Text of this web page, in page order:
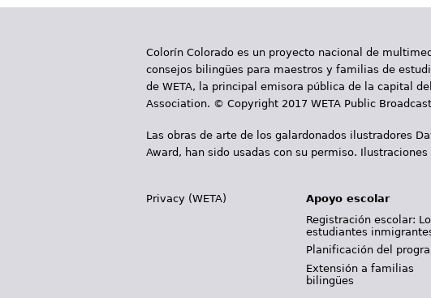
g
n
a
Colorín Colorado es un proyecto nacional de
consejos bilingües para maestros y familias de
de WETA, la principal emisora pública de la capital
Association. © Copyright 2017 WETA Public
Las obras de arte de los galardonados ilustradores
Award, han sido usadas con su permiso.
Privacy (WETA)
Apoyo escolar
Registración escolar:
estudiantes
Planificación del
Extensión a familias
bilingües